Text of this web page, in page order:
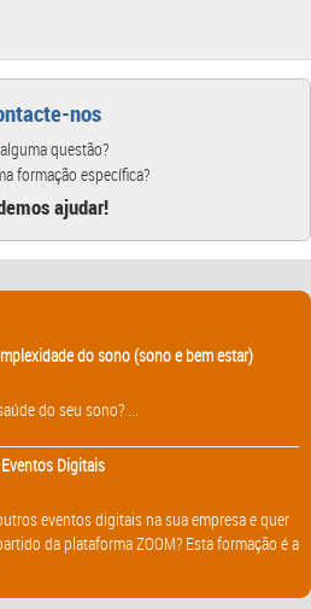
nos
questão?
formação específica?
ajudar!
do sono (sono e bem estar)
do seu sono? ...
Eventos Digitais
eventos digitais na sua empresa e quer
da plataforma ZOOM? Esta formação é a